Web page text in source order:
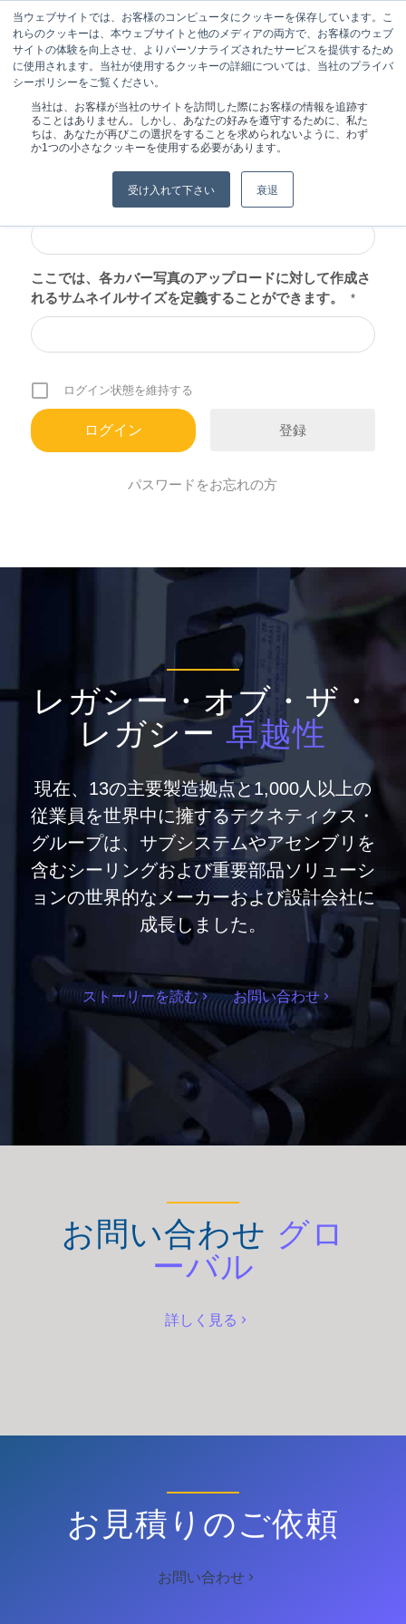
当ウェブサイトでは、お客様のコンピュータにクッキーを保存しています。こ
れらのクッキーは、本ウェブサイトと他のメディアの両方で、お客様のウェブ
サイトの体験を向上させ、よりパーソナライズされたサービスを提供するため
に使用されます。当社が使用するクッキーの詳細については、当社のプライバ
シーポリシーをご覧ください。
当社は、お客様が当社のサイトを訪問した際にお客様の情報を追跡す
ることはありません。しかし、あなたの好みを遵守するために、私た
ちは、あなたが再びこの選択をすることを求められないように、わず
か1つの小さなクッキーを使用する必要があります。
受け入れて下さい 衰退
現在位置: ホーム / ログイン
ユーザー名またはEメール
ここでは、各カバー写真のアップロードに対して作成さ
れるサムネイルサイズを定義することができます。
*
ログイン状態を維持する
登録
パスワードをお忘れの方
レガシー・オブ・ザ・
レガシー卓越性
現在、13の主要製造拠点と1,000人以上の
従業員を世界中に擁するテクネティクス・
グループは、サブシステムやアセンブリを
含むシーリングおよび重要部品ソリューシ
ョンの世界的なメーカーおよび設計会社に
成長しました。
ストーリーを読む お問い合わせ
お問い合わせ グロ
ーバル
詳しく見る
お見積りのご依頼
お問い合わせ